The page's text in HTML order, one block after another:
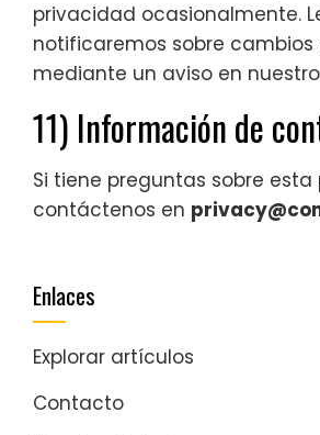
privacidad ocasionalmente.
notificaremos sobre
mediante un aviso en
11) Información de
Si tiene preguntas sobre esta
contáctenos en
Enlaces
Explorar artículos
Contacto